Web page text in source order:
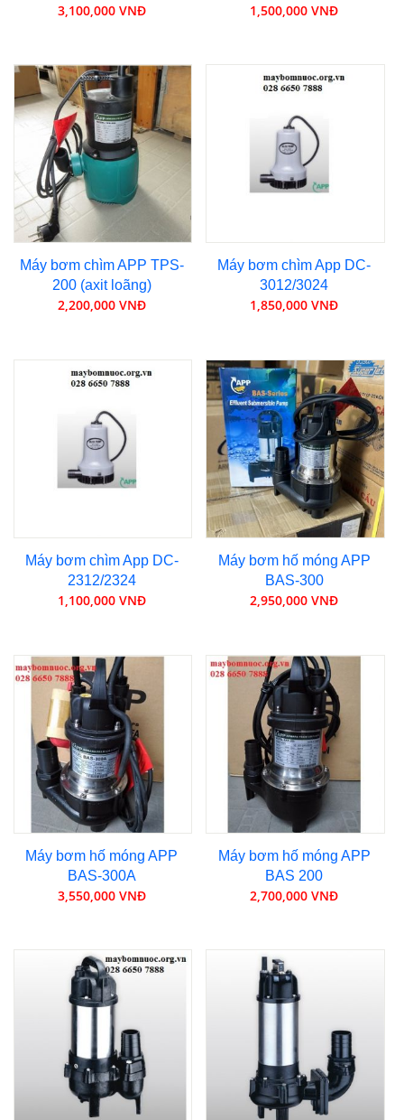
3,100,000 VNĐ 1,500,000 VNĐ
Máy bơm chìm APP TPS-
200 (axit loãng)
2,200,000 VNĐ
Máy bơm chìm App DC-
3012/3024
1,850,000 VNĐ
Máy bơm chìm App DC-
2312/2324
1,100,000 VNĐ
Máy bơm hố móng APP
BAS-300
2,950,000 VNĐ
Máy bơm hố móng APP
BAS-300A
3,550,000 VNĐ
Máy bơm hố móng APP
BAS 200
2,700,000 VNĐ